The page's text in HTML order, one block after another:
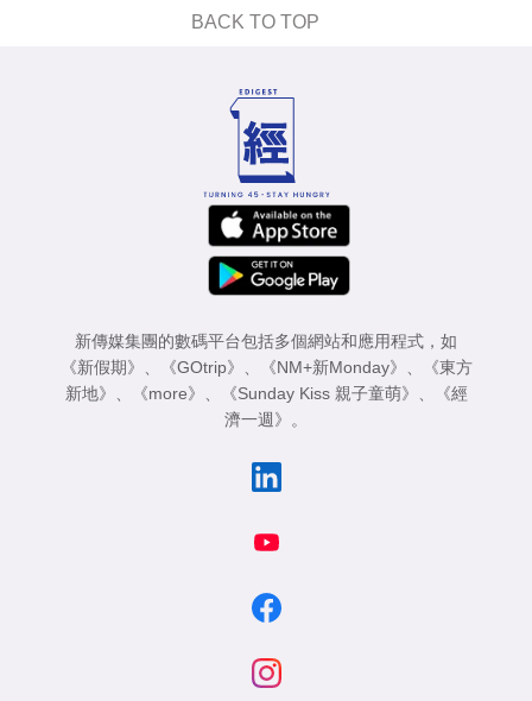
BACK TO TOP
新傳媒集團的數碼平台包括多個網站和應用程式，如
《新假期》
《GOtrip》 《NM+新Monday》
《東方
新地》
《more》 《Sunday Kiss 親子童萌》
《經
濟一週》
。